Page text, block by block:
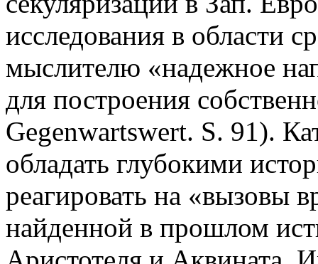
исследования в области
мыслителю «надежное
для построения
Gegenwartswert. S. 91).
обладать глубокими
реагировать на «вызовы
найденной в прошлом